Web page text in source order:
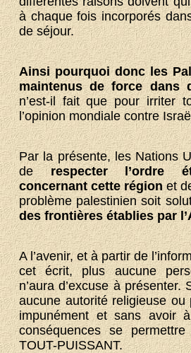
à chaque fois incorporés
de séjour.
Ainsi pourquoi donc les
maintenus de force dans
n’est-il fait que pour irriter
l’opinion mondiale contre
Par la présente, les Nations
derespecter l’ordre
concernant cette régionet
problème palestinien soit
des frontières établies par
A l’avenir, et à partir de
cet écrit, plus aucune
n’aura d’excuse à présenter.
aucune autorité religieuse ou
impunément et sans avoir
conséquences se
TOUT-PUISSANT.